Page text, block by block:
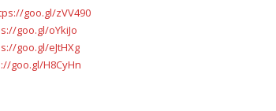
goo.gl/zVV490
goo.gl/oYkiJo
goo.gl/eJtHXg
goo.gl/H8CyHn